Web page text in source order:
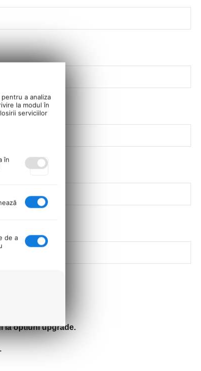
la optiuni upgrade.
a analiza
la modul în
serviciilor
în
de a